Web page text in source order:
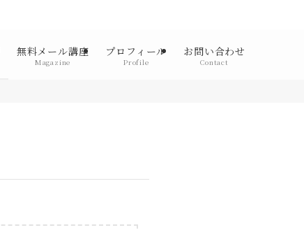
無料メール講座
Magazine
プロフィール
Profile
お問い合わせ
Contact